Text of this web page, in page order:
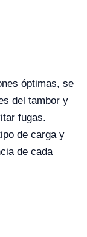
óptimas, se
del tambor y
fugas.
de carga y
de cada